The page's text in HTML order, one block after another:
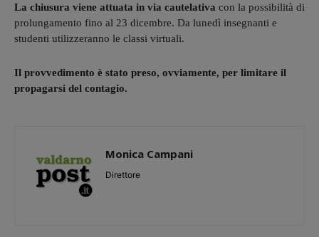
La chiusura viene attuata in via cautelativa con la possibilità di
prolungamento fino al 23 dicembre. Da lunedì insegnanti e
studenti utilizzeranno le classi virtuali.
Il provvedimento è stato preso, ovviamente, per limitare il
propagarsi del contagio.
Monica Campani
Direttore